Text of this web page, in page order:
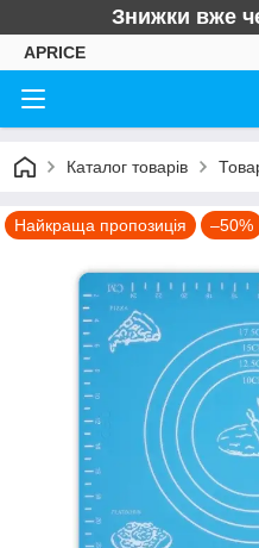
Знижки вже
APRICE
Каталог товарів
Найкраща пропозиція –50%